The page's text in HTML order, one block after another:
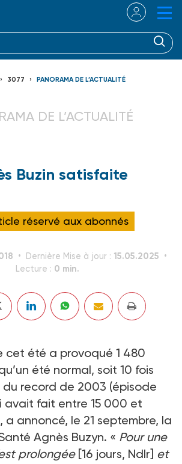
3077 PANORAMA DE L’ACTUALITÉ
DE L’ACTUALITÉ
Buzin satisfaite
réservé aux abonnés
Dernière Mise à jour : 15.05.2025
Lecture : 0 min.
cet été a provoqué 1 480
été normal, soit 10 fois
du record de 2003 (épisode
avait fait entre 15 000 et
annoncé, le 21 septembre, la
Agnès Buzyn. « Pour une
prolongée[16 jours, Ndlr] et